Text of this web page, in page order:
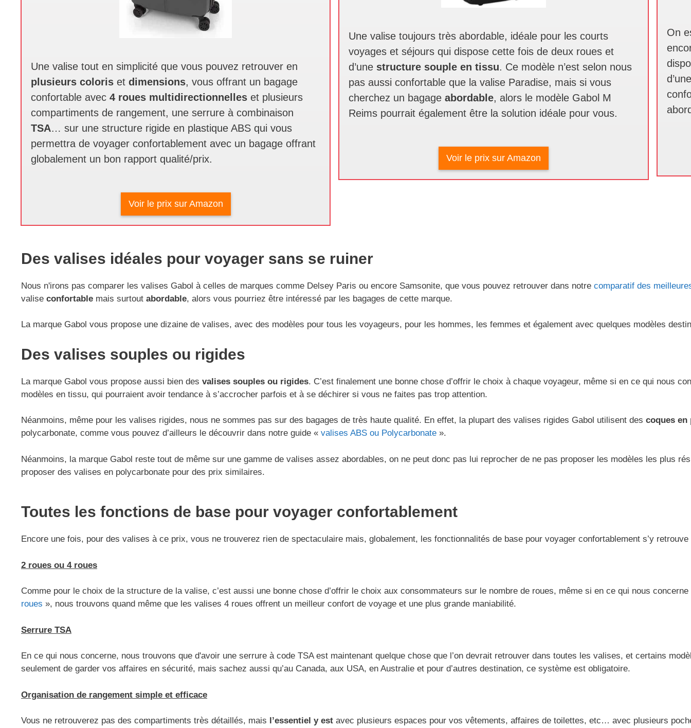
Une valise tout en simplicité que vous pouvez retrouver en
plusieurs coloris et dimensions, vous offrant un bagage
confortable avec 4 roues multidirectionnelles et plusieurs
compartiments de rangement, une serrure à combinaison
TSA… sur une structure rigide en plastique ABS qui vous
permettra de voyager confortablement avec un bagage offrant
globalement un bon rapport qualité/prix.
Voir le prix sur Amazon
Une valise toujours très abordable, idéale pour les courts
voyages et séjours qui dispose cette fois de deux roues et
d’une structure souple en tissu. Ce modèle n’est selon nous
pas aussi confortable que la valise Paradise, mais si vous
cherchez un bagageabordable, alors le modèle Gabol M
Reims pourrait également être la solution idéale pour vous.
Voir le prix sur Amazon
On
Des valises idéales pour voyager sans se ruiner
Nous n'irons pas comparer les valises Gabol à celles de marques comme Delsey Paris ou encore Samsonite, que vous pouvez retrouver dans notre comparatif des
valise confortable mais surtout abordable, alors vous pourriez être intéressé par les bagages de cette marque.
La marque Gabol vous propose une dizaine de valises, avec des modèles pour tous les voyageurs, pour les hommes, les femmes et également avec quelques modèles
Des valises souples ou rigides
La marque Gabol vous propose aussi bien des valises souples ou rigides. C’est finalement une bonne chose d’offrir le choix à chaque voyageur, même si en ce qui nous
modèles en tissu, qui pourraient avoir tendance à s’accrocher parfois et à se déchirer si vous ne faites pas trop attention.
Néanmoins, même pour les valises rigides, nous ne sommes pas sur des bagages de très haute qualité. En effet, la plupart des valises rigides Gabol utilisent des coques en
polycarbonate, comme vous pouvez d’ailleurs le découvrir dans notre guide « valises ABS ou Polycarbonate ».
Néanmoins, la marque Gabol reste tout de même sur une gamme de valises assez abordables, on ne peut donc pas lui reprocher de ne pas proposer les modèles les plus
proposer des valises en polycarbonate pour des prix similaires.
Toutes les fonctions de base pour voyager confortablement
Encore une fois, pour des valises à ce prix, vous ne trouverez rien de spectaculaire mais, globalement, les fonctionnalités de base pour voyager confortablement s’y
2 roues ou 4 roues
Comme pour le choix de la structure de la valise, c’est aussi une bonne chose d’offrir le choix aux consommateurs sur le nombre de roues, même si en ce qui nous
roues », nous trouvons quand même que les valises 4 roues offrent un meilleur confort de voyage et une plus grande maniabilité.
Serrure TSA
En ce qui nous concerne, nous trouvons que d'avoir une serrure à code TSA est maintenant quelque chose que l’on devrait retrouver dans toutes les valises, et certains
seulement de garder vos affaires en sécurité, mais sachez aussi qu’au Canada, aux USA, en Australie et pour d’autres destination, ce système est obligatoire.
Organisation de rangement simple et efficace
Vous ne retrouverez pas des compartiments très détaillés, mais l’essentiel y est avec plusieurs espaces pour vos vêtements, affaires de toilettes, etc… avec plusieurs